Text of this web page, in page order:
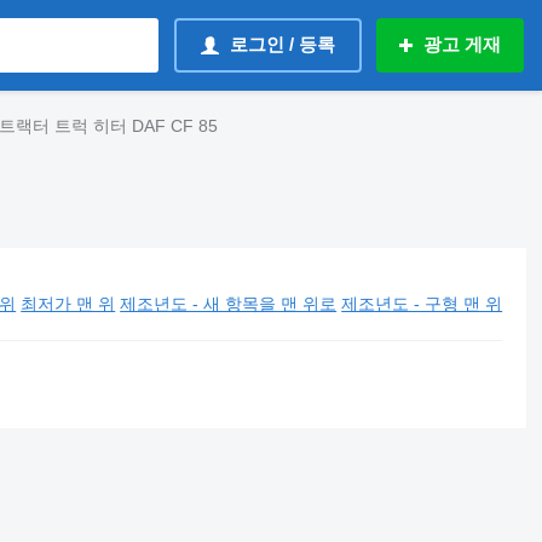
로그인 / 등록 광고 게재
트랙터 트럭 히터 DAF CF 85
최저가 맨 위 제조년도 - 새 항목을 맨 위로 제조년도 - 구형 맨 위